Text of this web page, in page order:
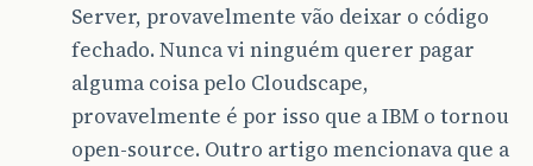
Server, provavelmente vão deixar o código
fechado. Nunca vi ninguém querer pagar
alguma coisa pelo Cloudscape,
provavelmente é por isso que a IBM o tornou
open-source. Outro artigo mencionava que a